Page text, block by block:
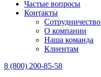
Частые вопросы
Контакты
Сотрудничество
О компании
Наша команда
Клиентам
8 (800) 200-85-58